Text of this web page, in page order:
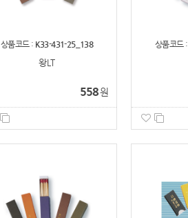
상품코드 : K33-431-25_138
왕LT
558원
상품코드 :